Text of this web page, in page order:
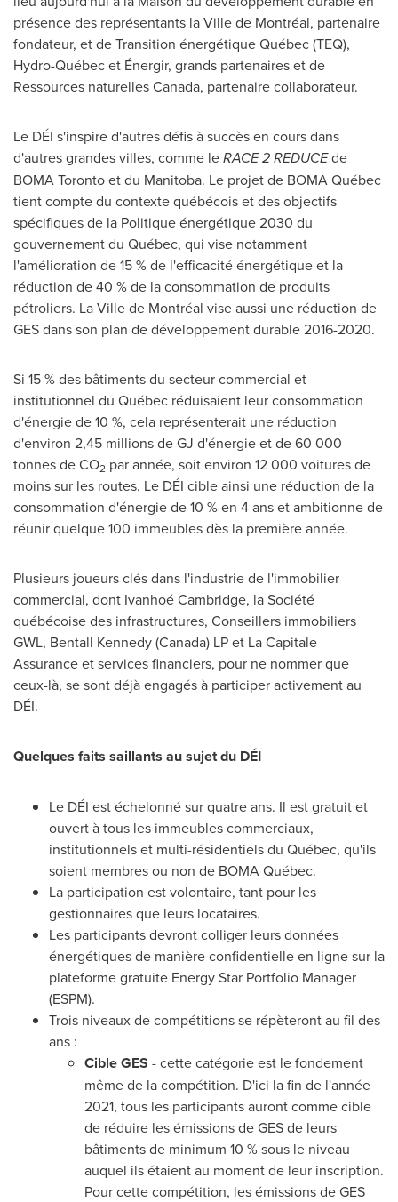
présence des représentants la Ville de Montréal, partenaire
fondateur, et de Transition énergétique Québec (TEQ),
Hydro-Québec et Énergir, grands partenaires et de
Ressources naturellesCanada, partenaire collaborateur.
Le DÉI s'inspire d'autres défis à succès en cours dans
d'autres grandes villes, comme leRACE 2 REDUCEde
BOMA Toronto et du Manitoba. Le projet de BOMA Québec
tient compte du contexte québécois et des objectifs
spécifiques de la Politique énergétique 2030 du
gouvernement du Québec, qui vise notamment
l'amélioration de 15 % de l'efficacité énergétique et la
réduction de 40 % de la consommation de produits
pétroliers. La Ville de Montréal vise aussi une réduction de
GES dans son plan de développement durable 2016-2020.
Si 15 % des bâtiments du secteur commercial et
institutionnel du Québec réduisaient leur consommation
d'énergie de 10 %, cela représenterait une réduction
d'environ 2,45 millions de GJ d'énergie et de 60 000
tonnes de CO2 par année, soit environ 12 000 voitures de
moins sur les routes. Le DÉI cible ainsi une réduction de la
consommation d'énergie de 10 % en 4 ans et ambitionne de
réunir quelque 100 immeubles dès la première année.
Plusieurs joueurs clés dans l'industrie de l'immobilier
commercial, dont IvanhoéCambridge, la Société
québécoise des infrastructures, Conseillers immobiliers
GWL, Bentall Kennedy (Canada) LP et La Capitale
Assurance et services financiers, pour ne nommer que
ceux-là, se sont déjà engagés à participer activement au
DÉI.
Quelques faits saillants au sujet du DÉI
Le DÉI est échelonné sur quatre ans. Il est gratuit et
ouvert à tous les immeubles commerciaux,
institutionnels et multi-résidentiels du Québec, qu'ils
soient membres ou non de BOMA Québec.
La participation est volontaire, tant pour les
gestionnaires que leurs locataires.
Les participants devront colliger leurs données
énergétiques de manière confidentielle en ligne sur la
plateforme gratuite Energy Star Portfolio Manager
(ESPM).
Trois niveaux de compétitions se répèteront au fil des
ans :
Cible GES - cette catégorie est le fondement
même de la compétition. D'ici la fin de l'année
2021, tous les participants auront comme cible
de réduire les émissions de GES de leurs
bâtiments de minimum 10 % sous le niveau
auquel ils étaient au moment de leur inscription.
Pour cette compétition, les émissions de GES